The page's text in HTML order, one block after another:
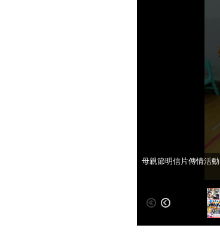
母親節明信片傳情活動
母親節明信片傳情活動